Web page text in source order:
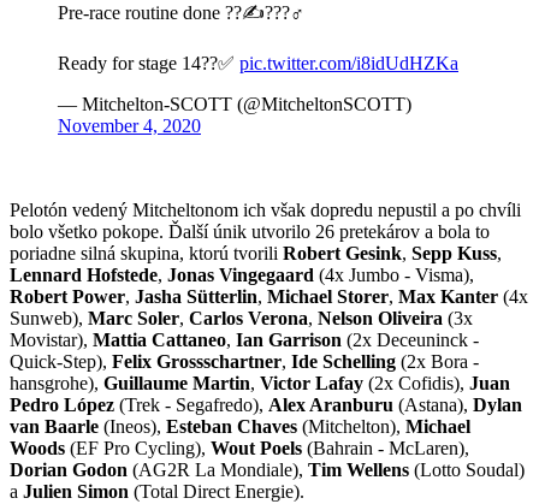
Pre-race routine done ??✍???‍♂️
Ready for stage 14??✅ pic.twitter.com/i8idUdHZKa
— Mitchelton-SCOTT (@MitcheltonSCOTT)
November 4, 2020
Pelotón vedený Mitcheltonom ich však dopredu nepustil a po chvíli
bolo všetko pokope. Ďalší únik utvorilo 26 pretekárov a bola to
poriadne silná skupina, ktorú tvorili Robert Gesink, Sepp Kuss,
Lennard Hofstede, Jonas Vingegaard (4x Jumbo - Visma),
Robert Power, Jasha Sütterlin, Michael Storer, Max Kanter (4x
Sunweb), Marc Soler, Carlos Verona, Nelson Oliveira (3x
Movistar), Mattia Cattaneo, Ian Garrison (2x Deceuninck -
Quick-Step), Felix Grossschartner, Ide Schelling (2x Bora -
hansgrohe), Guillaume Martin, Victor Lafay (2x Cofidis), Juan
Pedro López (Trek - Segafredo), Alex Aranburu (Astana), Dylan
van Baarle (Ineos), Esteban Chaves (Mitchelton), Michael
Woods (EF Pro Cycling), Wout Poels (Bahrain - McLaren),
Dorian Godon (AG2R La Mondiale), Tim Wellens (Lotto Soudal)
a Julien Simon (Total Direct Energie).